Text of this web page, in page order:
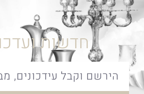
חדשות